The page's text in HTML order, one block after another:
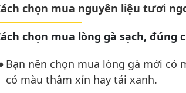
chọn mua nguyên liệu tươi
chọn mua lòng gà sạch, đúng
Bạn nên chọn mua lòng gà mới có
có màu thâm xỉn hay tái xanh.